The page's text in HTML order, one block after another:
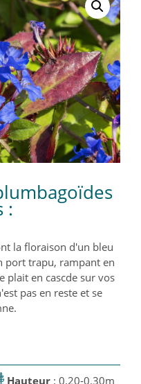
:
la floraison d'un bleu
port trapu, rampant en
plait en cascde sur vos
pas en reste et se
Hauteur: 0.20-0.30m